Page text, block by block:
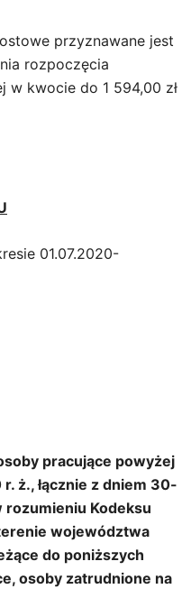
przyznawane jest
rozpoczęcia
w kwocie do 1 594,00 zł
01.07.2020-
pracujące powyżej
ż., łącznie z dniem 30-
Kodeksu
województwa
do poniższych
osoby zatrudnione na